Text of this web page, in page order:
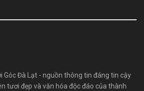
Góc Đà Lạt - nguồn thông tin đáng tin cậy
tươi đẹp và văn hóa độc đáo của thành